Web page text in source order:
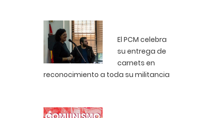
El PCM celebra
su entrega de
carnets en
reconocimiento a toda su militancia